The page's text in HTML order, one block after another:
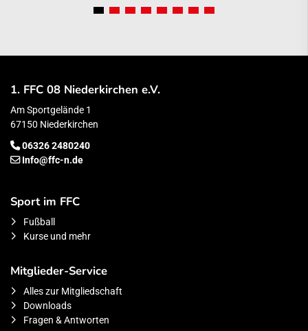
1. FFC 08 Niederkirchen e.V.
Am Sportgelände 1
67150 Niederkirchen
06326 2480240
Info@ffc-n.de
Sport im FFC
Fußball
Kurse und mehr
Mitglieder-Service
Alles zur Mitgliedschaft
Downloads
Fragen & Antworten